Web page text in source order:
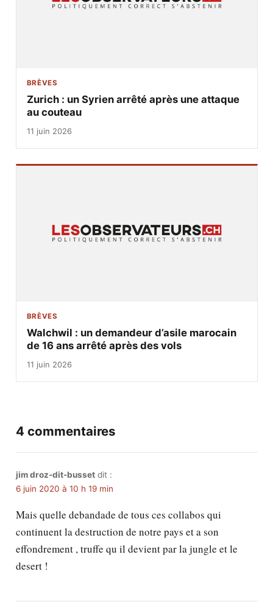
BRÈVES
Zurich : un Syrien arrêté après une attaque
au couteau
11 juin 2026
BRÈVES
Walchwil : un demandeur d’asile marocain
de 16 ans arrêté après des vols
11 juin 2026
4 commentaires
jim droz-dit-busset dit :
6 juin 2020 à 10 h 19 min
Mais quelle debandade de tous ces collabos qui
continuent la destruction de notre pays et a son
effondrement , truffe qu il devient par la jungle et le
desert !